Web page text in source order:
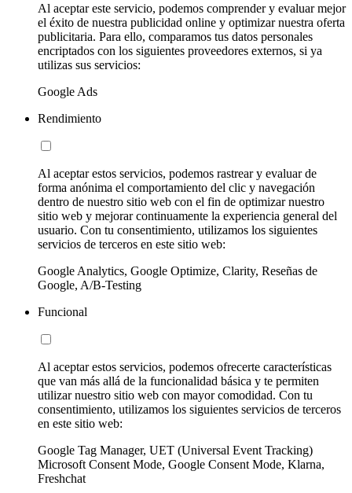
Al aceptar este servicio, podemos comprender y evaluar mejor
el éxito de nuestra publicidad online y optimizar nuestra oferta
publicitaria. Para ello, comparamos tus datos personales
encriptados con los siguientes proveedores externos, si ya
utilizas sus servicios:
Google Ads
Rendimiento
Al aceptar estos servicios, podemos rastrear y evaluar de
forma anónima el comportamiento del clic y navegación
dentro de nuestro sitio web con el fin de optimizar nuestro
sitio web y mejorar continuamente la experiencia general del
usuario. Con tu consentimiento, utilizamos los siguientes
servicios de terceros en este sitio web:
Google Analytics, Google Optimize, Clarity, Reseñas de
Google, A/B-Testing
Funcional
Al aceptar estos servicios, podemos ofrecerte características
que van más allá de la funcionalidad básica y te permiten
utilizar nuestro sitio web con mayor comodidad. Con tu
consentimiento, utilizamos los siguientes servicios de terceros
en este sitio web:
Google Tag Manager, UET (Universal Event Tracking)
Microsoft Consent Mode, Google Consent Mode, Klarna,
Freshchat